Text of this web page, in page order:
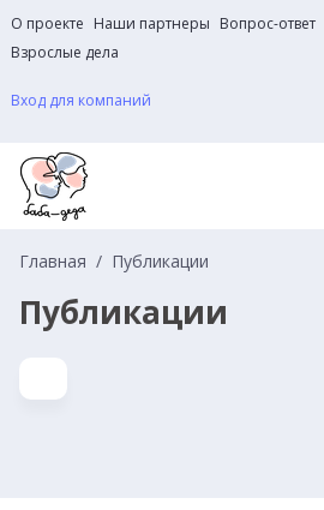
О проекте Наши партнеры Вопрос-ответ
Взрослые дела
Вход для компаний
Главная Публикации
Публикации